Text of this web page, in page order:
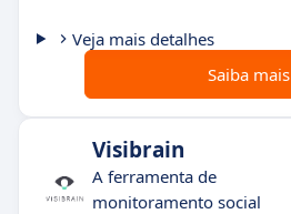
Veja mais detalhes
Saiba mais
Visibrain
A ferramenta de
monitoramento social